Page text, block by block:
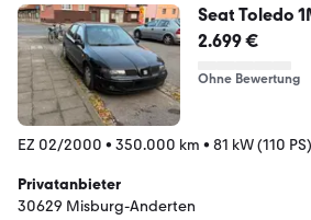
Seat Toledo
2.699 €
Ohne Bewertung
EZ 02/2000 • 350.000 km • 81 kW (110 PS)
Privatanbieter
30629 Misburg-Anderten